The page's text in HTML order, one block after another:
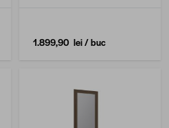
1.899,90 lei/ buc